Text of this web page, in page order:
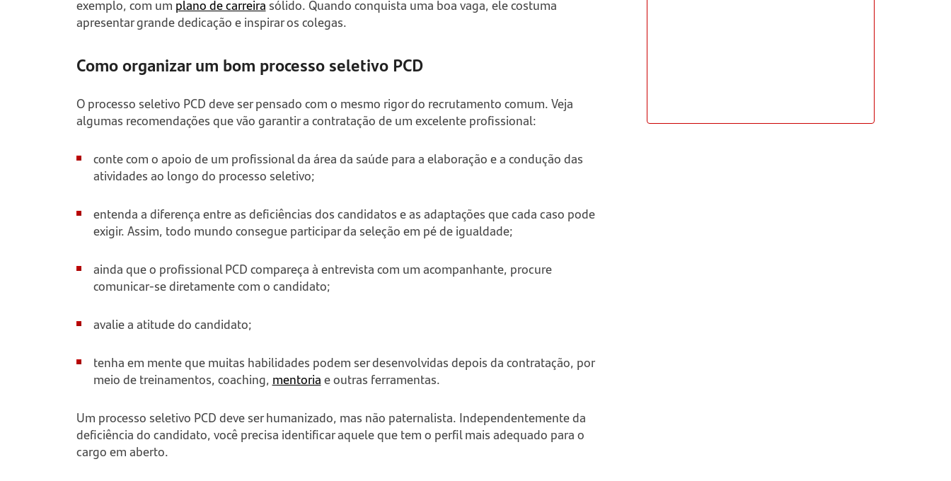
exemplo, com um plano de carreira sólido. Quando conquista uma boa vaga, ele costuma
apresentar grande dedicação e inspirar os colegas.
Como organizar um bom processo seletivo PCD
O processo seletivo PCD deve ser pensado com o mesmo rigor do recrutamento comum. Veja
algumas recomendações que vão garantir a contratação de um excelente profissional:
conte com o apoio de um profissional da área da saúde para a elaboração e a condução das
atividades ao longo do processo seletivo;
entenda a diferença entre as deficiências dos candidatos e as adaptações que cada caso pode
exigir. Assim, todo mundo consegue participar da seleção em pé de igualdade;
ainda que o profissional PCD compareça à entrevista com um acompanhante, procure
comunicar-se diretamente com o candidato;
avalie a atitude do candidato;
tenha em mente que muitas habilidades podem ser desenvolvidas depois da contratação, por
meio de treinamentos, coaching, mentoriae outras ferramentas.
Um processo seletivo PCD deve ser humanizado, mas não paternalista. Independentemente da
deficiência do candidato, você precisa identificar aquele que tem o perfil mais adequado para o
cargo em aberto.